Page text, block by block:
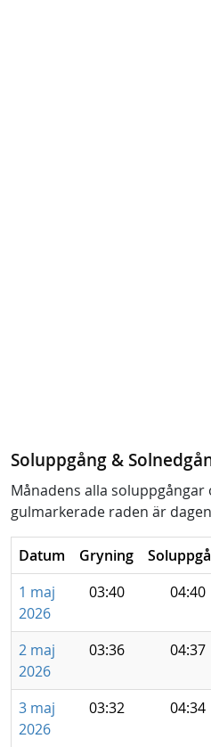
Soluppgång &
Månadens alla
gulmarkerade raden är
Datum Gryning
1 maj
2026
03:40 04:40
2 maj
2026
03:36 04:37
3 maj
2026
03:32 04:34